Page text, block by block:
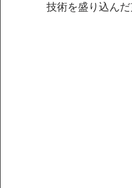
技術を盛り込ん